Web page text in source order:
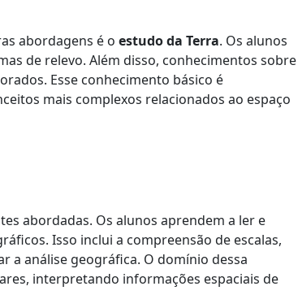
abordagens é o estudo da Terra. Os alunos
de relevo. Além disso, conhecimentos sobre
Esse conhecimento básico é
mais complexos relacionados ao espaço
abordadas. Os alunos aprendem a ler e
Isso inclui a compreensão de escalas,
a análise geográfica. O domínio dessa
interpretando informações espaciais de